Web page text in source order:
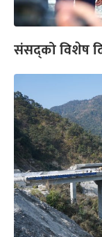
संसद्को विशेष